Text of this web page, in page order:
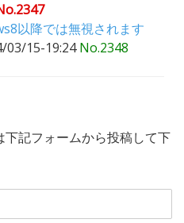
以降では無視されます
03/15-19:24No.2348
下記フォームから投稿して下